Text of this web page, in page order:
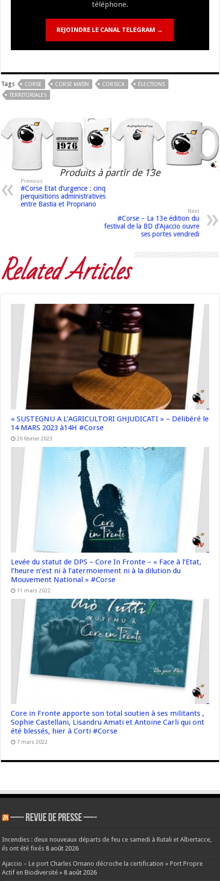
téléphone.
REJOINDRE LE CANAL TELEGRAM →
Tags CORSE CORSE MATIN CORSICA
ÉLECTIONS
TERRITORIALES
Produits à partir de 13e
Previous
#Corse Etat d’urgence : cinq
perquisitions administratives
entre Bastia et Propriano
Next
#Corse – La 13e édition du
festival de la BD d’Ajaccio ouvre
ses portes vendredi
Related Articles
« SUSTEGNU A L’AGRICULTORI GHJUDICATI » – Délibéré le
14 MARS 2023 à14H #Corse
20 février 2023
Levée du statut de DPS – Core In Fronte – « Face à l’Etat,
l’heure n’est ni à l’atermoiement ni à la dilution du
Mouvement National » #Corse
11 mars 2022
Core in Fronte apporte son total soutien à ses militants ,
Sophie Castellani, Lisandru Amati et Antoine Carli qui ont
été blessés, hier à Corti #Corse
7 mars 2022
—- REVUE DE PRESSE —-
Incendies : deux nouveaux départs de feu ce samedi à Rutali et Albertacce,
ils ont été fixés 8 août 2026
Ajaccio – Le port Charles Ornano décroche la certification « Port Propre
Actif en Biodiversité » 8 août 2026